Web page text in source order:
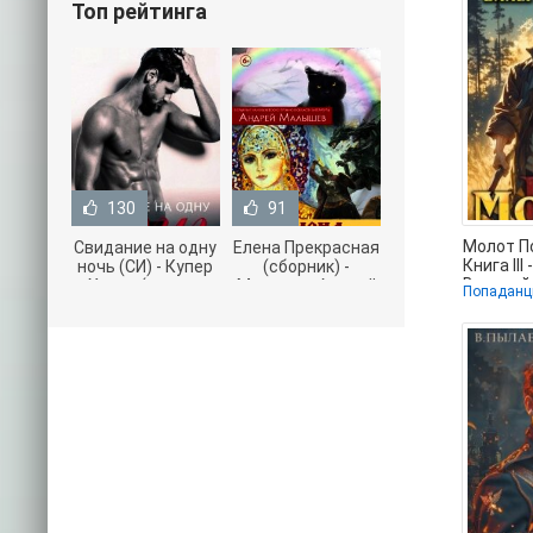
Молот
Книга III
Валерий
онлайн
Топ рейтинга
130
Свидание на одну
ночь (СИ) - Купер
Хелен (читать
91
Елена Прекрасная
(сборник) -
Малышев Андрей